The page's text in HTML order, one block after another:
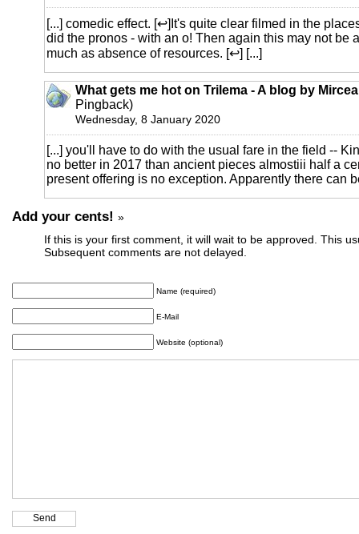
[...] comedic effect. [↩]It's quite clear filmed in the
did the pronos - with an o! Then again this may not be
much as absence of resources. [↩] [...]
What gets me hot on Trilema - A blog by
Pingback)
Wednesday, 8 January 2020
[...] you'll have to do with the usual fare in the field --
no better in 2017 than ancient pieces almostiii half a
present offering is no exception. Apparently there can
Add your cents! »
If this is your first comment, it will wait to be approved. This
Subsequent comments are not delayed.
Name (required)
E-Mail
Website (optional)